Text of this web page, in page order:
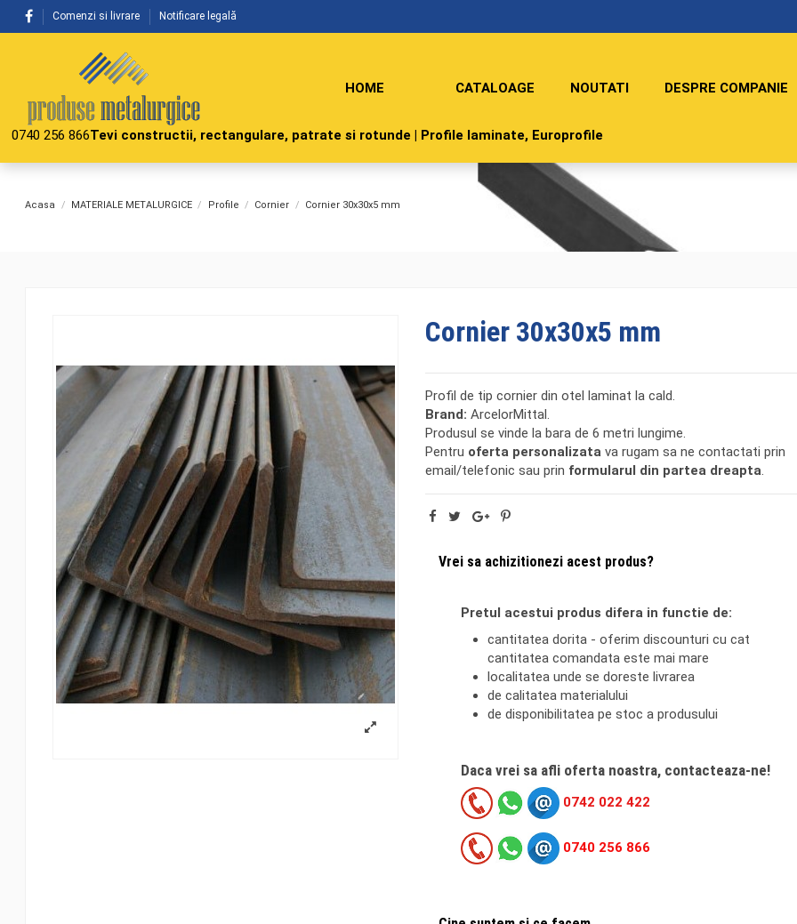
Comenzi si livrare Notificare legală
HOME CATALOAGE NOUTATI DESPRE COMPANIE
0740 256 866Tevi constructii, rectangulare, patrate si rotunde | Profile laminate, Europrofile
Acasa MATERIALE METALURGICE Profile Cornier Cornier 30x30x5 mm
Cornier 30x30x5 mm
Profil de tip cornier din otel laminat la cald.
Brand: ArcelorMittal.
Produsul se vinde la bara de 6 metri lungime.
Pentru oferta personalizatava rugam sa ne contactati prin
email/telefonic sau prin formularul din partea dreapta.
Vrei sa achizitionezi acest produs?
Pretul acestui produs difera in functie de:
cantitatea dorita - oferim discounturi cu cat
cantitatea comandata este mai mare
localitatea unde se doreste livrarea
de calitatea materialului
de disponibilitatea pe stoc a produsului
Daca vrei sa afli oferta noastra, contacteaza-ne!
0742 022 422
0740 256 866